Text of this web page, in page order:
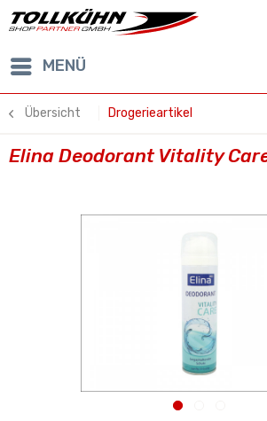
MENÜ
Übersicht Drogerieartikel
Elina Deodorant Vitality